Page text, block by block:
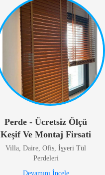
Perde - Ücretsiz Ölçü
Keşif Ve Montaj Firsati
Villa, Daire, Ofis, İşyeri Tül
Perdeleri
Devamını İncele